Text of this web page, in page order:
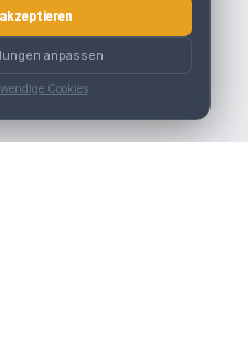
anpassen
Cookies